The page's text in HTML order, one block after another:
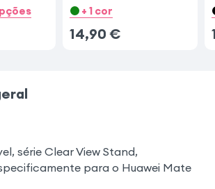
+ 1 cor
14,90 €
série Clear View Stand,
para o Huawei Mate